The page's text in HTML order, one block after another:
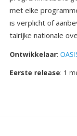
met elke
is verplicht of
talrijke nationale
Ontwikkelaar:
Eerste release: 1